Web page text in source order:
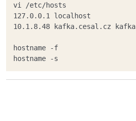
vi /etc/hosts
127.0.0.1 localhost
10.1.8.48 kafka.cesal.cz kafka
hostname -f
hostname -s